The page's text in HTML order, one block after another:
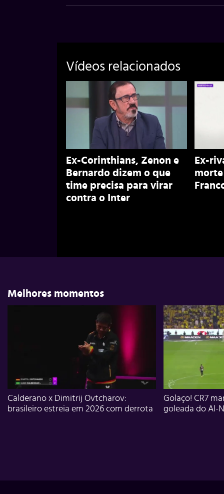
Vídeos relacionados
Ex-Corinthians, Zenon e
Bernardo dizem o que
time precisa para virar
contra o Inter
Ex-
Melhores momentos
Calderano x Dimitrij Ovtcharov:
brasileiro estreia em 2026 com derrota
Golaço! CR7
goleada do Al-